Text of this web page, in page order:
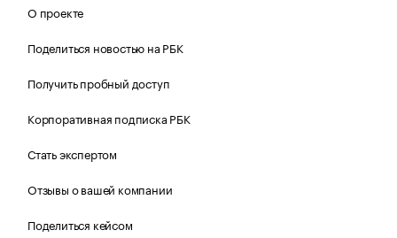
О проекте
Поделиться новостью на РБК
Получить пробный доступ
Корпоративная подписка РБК
Стать экспертом
Отзывы о вашей компании
Поделиться кейсом